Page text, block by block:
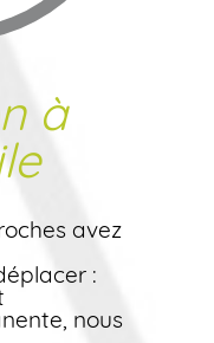
à
avez
:
nous